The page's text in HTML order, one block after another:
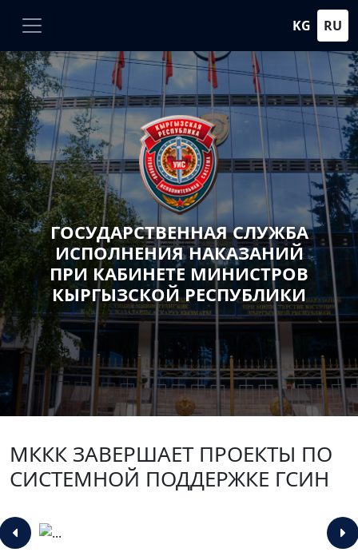
KG RU
ГОСУДАРСТВЕННАЯ СЛУЖБА
ИСПОЛНЕНИЯ НАКАЗАНИЙ
ПРИ КАБИНЕТЕ МИНИСТРОВ
КЫРГЫЗСКОЙ РЕСПУБЛИКИ
МККК ЗАВЕРШАЕТ ПРОЕКТЫ ПО
СИСТЕМНОЙ ПОДДЕРЖКЕ ГСИН